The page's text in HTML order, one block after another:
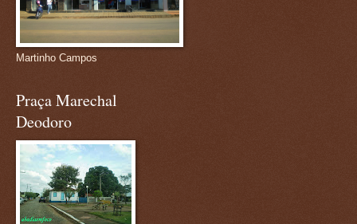
Martinho Campos
Praça Marechal
Deodoro